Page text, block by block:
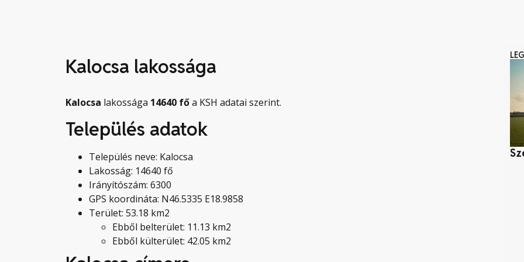
Kalocsa lakossága
Kalocsa lakossága 14640 főa KSH adatai szerint.
Település adatok
Település neve: Kalocsa
Lakosság: 14640 fő
Irányítószám: 6300
GPS koordináta: N46.5335 E18.9858
Terület: 53.18 km2
Ebből belterület: 11.13 km2
Ebből külterület: 42.05 km2